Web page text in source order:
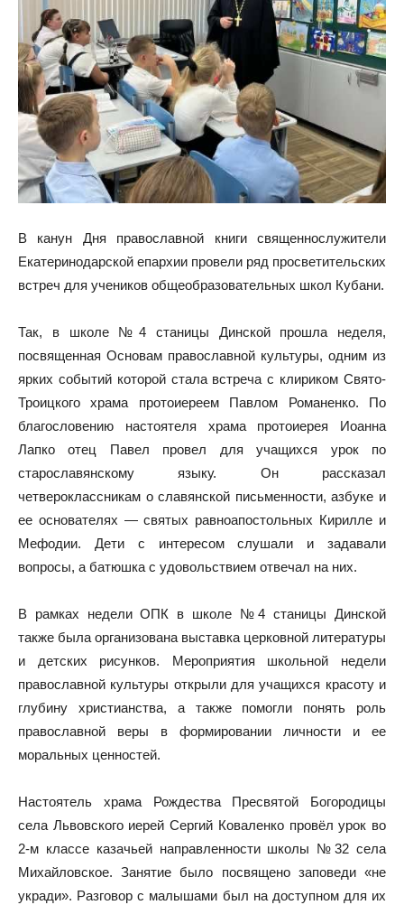
В канун Дня православной книги священнослужители
Екатеринодарской епархии провели ряд просветительских
встреч для учеников общеобразовательных школ Кубани.
Так, в школе №4 станицы Динской прошла неделя,
посвященная Основам православной культуры, одним из
ярких событий которой стала встреча с клириком Свято-
Троицкого храма протоиереем Павлом Романенко. По
благословению настоятеля храма протоиерея Иоанна
Лапко отец Павел провел для учащихся урок по
старославянскому языку. Он рассказал
четвероклассникам о славянской письменности, азбуке и
ее основателях — святых равноапостольных Кирилле и
Мефодии. Дети с интересом слушали и задавали
вопросы, а батюшка с удовольствием отвечал на них.
В рамках недели ОПК в школе №4 станицы Динской
также была организована выставка церковной литературы
и детских рисунков. Мероприятия школьной недели
православной культуры открыли для учащихся красоту и
глубину христианства, а также помогли понять роль
православной веры в формировании личности и ее
моральных ценностей.
Настоятель храма Рождества Пресвятой Богородицы
села Львовского иерей Сергий Коваленко провёл урок во
2-м классе казачьей направленности школы №32 села
Михайловское. Занятие было посвящено заповеди «не
укради». Разговор с малышами был на доступном для их